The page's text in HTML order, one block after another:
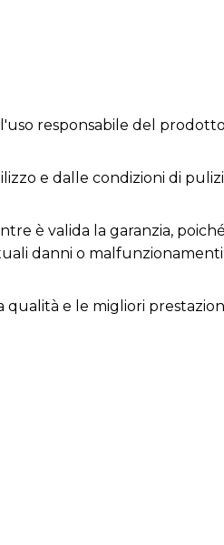
responsabile del
e dalle condizioni di
è valida la garanzia,
danni o
qualità e le migliori